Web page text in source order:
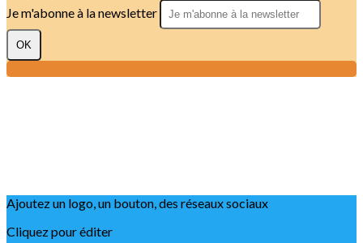
Je m'abonne à la newsletter
OK
Ajoutez un logo, un bouton, des réseaux sociaux
Cliquez pour éditer